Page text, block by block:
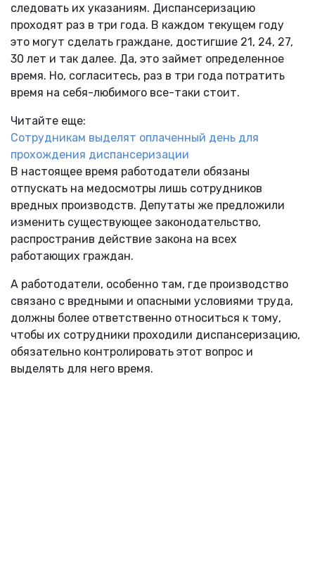
следовать их указаниям. Диспансеризацию
проходят раз в три года. В каждом текущем году
это могут сделать граждане, достигшие 21, 24, 27,
30 лет и так далее. Да, это займет определенное
время. Но, согласитесь, раз в три года потратить
время на себя-любимого все-таки стоит.
Читайте еще:
Сотрудникам выделят оплаченный день для
прохождения диспансеризации
В настоящее время работодатели обязаны
отпускать на медосмотры лишь сотрудников
вредных производств. Депутаты же предложили
изменить существующее законодательство,
распространив действие закона на всех
работающих граждан.
А работодатели, особенно там, где производство
связано с вредными и опасными условиями труда,
должны более ответственно относиться к тому,
чтобы их сотрудники проходили диспансеризацию,
обязательно контролировать этот вопрос и
выделять для него время.